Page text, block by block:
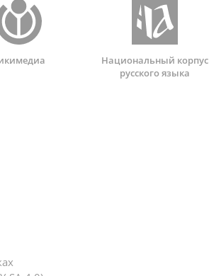
Национальный корпус
русского языка